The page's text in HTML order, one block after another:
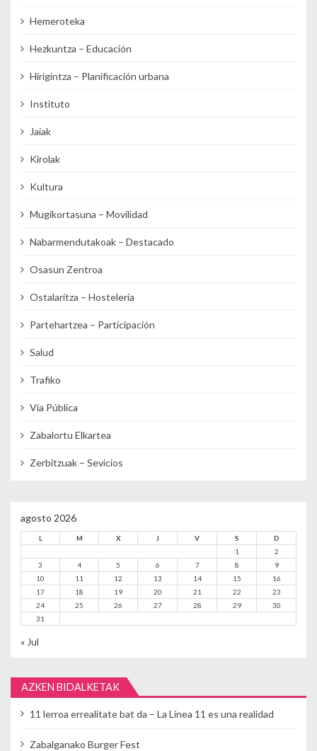
Hemeroteka
Hezkuntza – Educación
Hirigintza – Planificación urbana
Instituto
Jaiak
Kirolak
Kultura
Mugikortasuna – Movilidad
Nabarmendutakoak – Destacado
Osasun Zentroa
Ostalaritza – Hostelería
Partehartzea – Participación
Salud
Trafiko
Vía Pública
Zabalortu Elkartea
Zerbitzuak – Sevicios
agosto 2026
L M X J V S
D
1
2
3
4 5 6 7 8
9
10
11 12 13 14 15
16
17
18 19 20 21 22
23
24
25 26 27 28 29
30
31
« Jul
AZKEN BIDALKETAK
11 lerroa errealitate bat da – La Línea 11 es una realidad
Zabalganako Burger Fest